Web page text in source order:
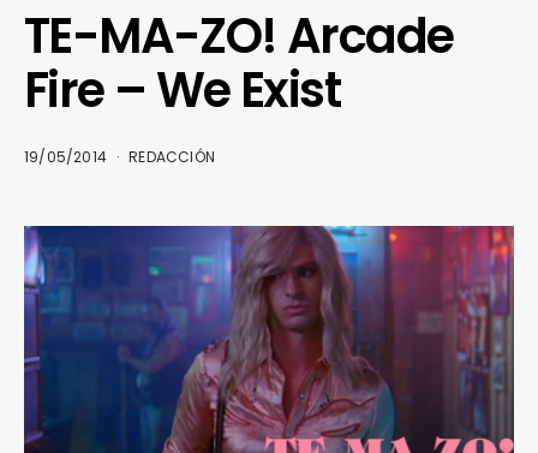
TE-MA-ZO! Arcade
Fire – We Exist
19/05/2014 REDACCIÓN